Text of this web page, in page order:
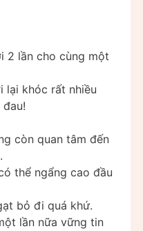
2 lần cho cùng một
lại khóc rất nhiều
còn quan tâm đến
thể ngẩng cao đầu
bỏ đi quá khứ.
lần nữa vững tin